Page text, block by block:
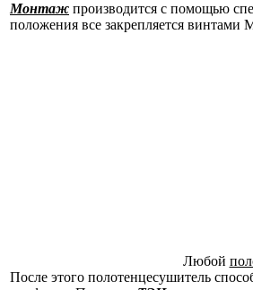
Монтаж производится с помощью
положения все закрепляется винтами
Любой
После этого полотенцесушитель